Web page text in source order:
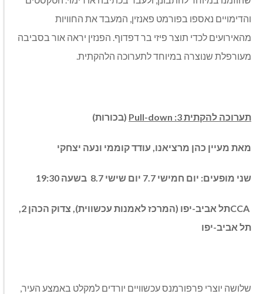
והדימויים נאספו בפורמט פאנזין, המעבד את החוויות
מהאירועים לכדי תוצר פיזי בר דפדוף. הפנזין יראה אור בסביבה
מעורפלת שנוצרה במיוחד לתערוכה הלהקתית.
תערוכה להקתית 3: Pull-down (בכורות)
מאת מעיין כהן מרציאנו, עודד קוממי ונעה יצחקי
שני מופעים: יום חמישי 7.7 יום שישי 8.7 בשעה 19:30
תל אביב-יפו (המרכז לאמנות עכשווית), צדוק הכהן 2,
תל אביב-יפו
שלושה יוצרי פרפורמנס עכשוויים יורדים למקלט באמצע העיר,